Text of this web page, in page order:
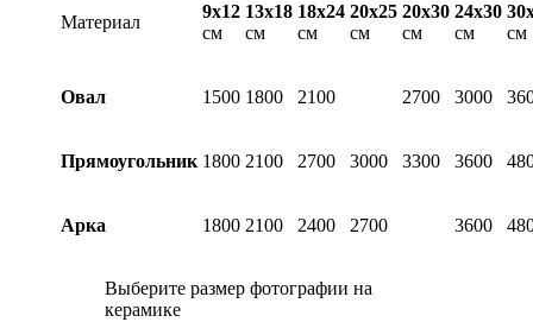
Материал
9х12
см
13х18
см
18х24
см
20х25
см
20х30
см
24х30
см
см
Овал 1500 1800 2100 2700 3000
Прямоугольник 1800 2100 2700 3000 3300 3600
Арка 1800 2100 2400 2700 3600
Выберите размер фотографии на
керамике